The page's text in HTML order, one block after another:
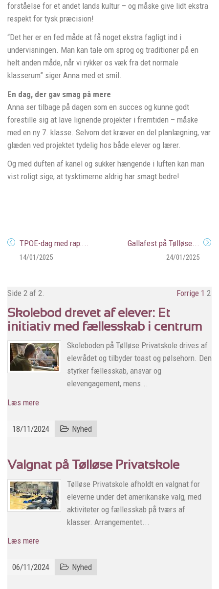
forståelse for et andet lands kultur – og måske give lidt ekstra
respekt for tysk præcision!
“Det her er en fed måde at få noget ekstra fagligt ind i
undervisningen. Man kan tale om sprog og traditioner på en
helt anden måde, når vi rykker os væk fra det normale
klasserum” siger Anna med et smil.
En dag, der gav smag på mere
Anna ser tilbage på dagen som en succes og kunne godt
forestille sig at lave lignende projekter i fremtiden – måske
med en ny 7. klasse. Selvom det kræver en del planlægning, var
glæden ved projektet tydelig hos både elever og lærer.
Og med duften af kanel og sukker hængende i luften kan man
vist roligt sige, at tysktimerne aldrig har smagt bedre!
TPOE-dag med rap:...
14/01/2025
Gallafest på Tølløse...
24/01/2025
Side 2 af 2. Forrige 1 2
Skolebod drevet af elever: Et
initiativ med fællesskab i centrum
Skoleboden på Tølløse Privatskole drives af
elevrådet og tilbyder toast og pølsehorn. Den
styrker fællesskab, ansvar og
elevengagement, mens...
Læs mere
18/11/2024 Nyhed
Valgnat på Tølløse Privatskole
Tølløse Privatskole afholdt en valgnat for
eleverne under det amerikanske valg, med
aktiviteter og fællesskab på tværs af
klasser. Arrangementet...
Læs mere
06/11/2024 Nyhed